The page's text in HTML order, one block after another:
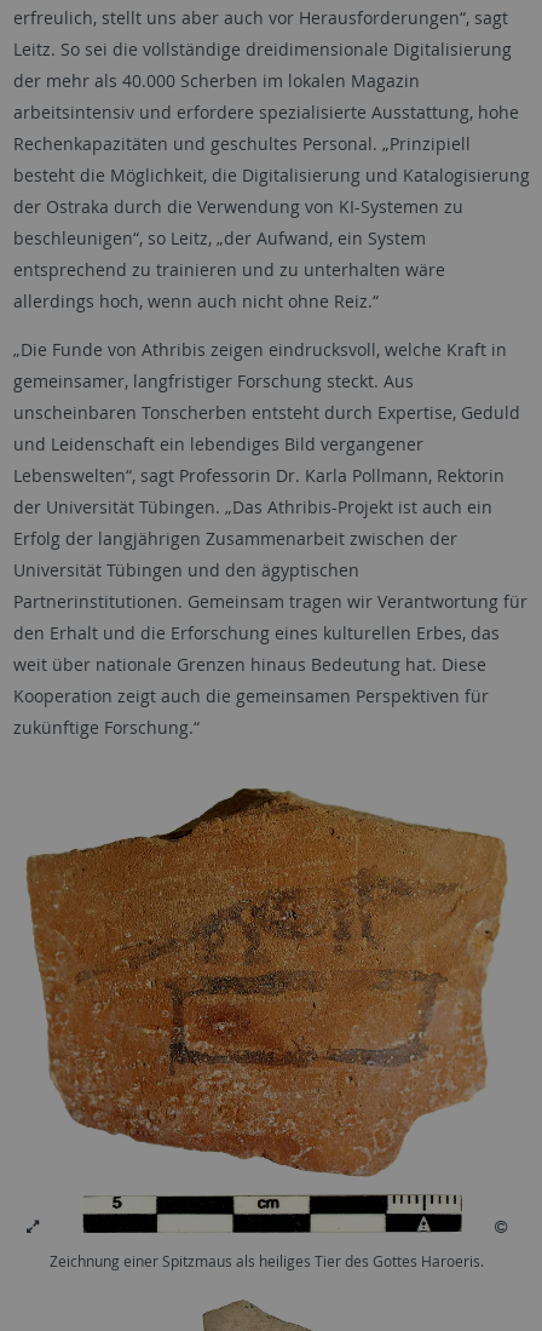
erfreulich, stellt uns aber auch vor Herausforderungen“, sagt
Leitz. So sei die vollständige dreidimensionale Digitalisierung
der mehr als 40.000 Scherben im lokalen Magazin
arbeitsintensiv und erfordere spezialisierte Ausstattung, hohe
Rechenkapazitäten und geschultes Personal. „Prinzipiell
besteht die Möglichkeit, die Digitalisierung und Katalogisierung
der Ostraka durch die Verwendung von KI-Systemen zu
beschleunigen“, so Leitz, „der Aufwand, ein System
entsprechend zu trainieren und zu unterhalten wäre
allerdings hoch, wenn auch nicht ohne Reiz.“
„Die Funde von Athribis zeigen eindrucksvoll, welche Kraft in
gemeinsamer, langfristiger Forschung steckt. Aus
unscheinbaren Tonscherben entsteht durch Expertise, Geduld
und Leidenschaft ein lebendiges Bild vergangener
Lebenswelten“, sagt Professorin Dr. Karla Pollmann, Rektorin
der Universität Tübingen. „Das Athribis-Projekt ist auch ein
Erfolg der langjährigen Zusammenarbeit zwischen der
Universität Tübingen und den ägyptischen
Partnerinstitutionen. Gemeinsam tragen wir Verantwortung für
den Erhalt und die Erforschung eines kulturellen Erbes, das
weit über nationale Grenzen hinaus Bedeutung hat. Diese
Kooperation zeigt auch die gemeinsamen Perspektiven für
zukünftige Forschung.“
Zeichnung einer Spitzmaus als heiliges Tier des Gottes Haroeris.